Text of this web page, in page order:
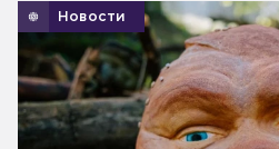
Новости